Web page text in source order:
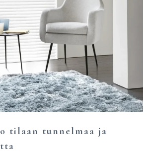
tilaan tunnelmaa ja